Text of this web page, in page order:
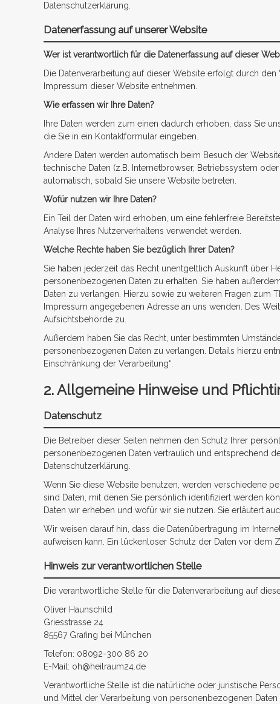
Datenschutzerklärung.
Datenerfassung auf unserer Website
Wer ist verantwortlich für die Datenerfassung auf dieser
Die Datenverarbeitung auf dieser Website erfolgt durch
Impressum dieser Website entnehmen.
Wie erfassen wir Ihre Daten?
Ihre Daten werden zum einen dadurch erhoben, dass Sie
die Sie in ein Kontaktformular eingeben.
Andere Daten werden automatisch beim Besuch der
technische Daten (z.B. Internetbrowser, Betriebssystem
automatisch, sobald Sie unsere Website betreten.
Wofür nutzen wir Ihre Daten?
Ein Teil der Daten wird erhoben, um eine fehlerfreie
Analyse Ihres Nutzerverhaltens verwendet werden.
Welche Rechte haben Sie bezüglich Ihrer Daten?
Sie haben jederzeit das Recht unentgeltlich Auskunft über
personenbezogenen Daten zu erhalten. Sie haben
Daten zu verlangen. Hierzu sowie zu weiteren Fragen zum
Impressum angegebenen Adresse an uns wenden. Des
Aufsichtsbehörde zu.
Außerdem haben Sie das Recht, unter bestimmten
personenbezogenen Daten zu verlangen. Details hierzu
Einschränkung der Verarbeitung“.
2. Allgemeine Hinweise und
Datenschutz
Die Betreiber dieser Seiten nehmen den Schutz Ihrer
personenbezogenen Daten vertraulich und entsprechend
Datenschutzerklärung.
Wenn Sie diese Website benutzen, werden verschiedene
sind Daten, mit denen Sie persönlich identifiziert werden
Daten wir erheben und wofür wir sie nutzen. Sie erläutert
Wir weisen darauf hin, dass die Datenübertragung im
aufweisen kann. Ein lückenloser Schutz der Daten vor dem
Hinweis zur verantwortlichen Stelle
Die verantwortliche Stelle für die Datenverarbeitung auf
Oliver Haunschild
Griesstrasse 24
85567 Grafing bei München
Telefon: 08092-300 86 20
E-Mail: oh@heilraum24.de
Verantwortliche Stelle ist die natürliche oder juristische
und Mittel der Verarbeitung von personenbezogenen Daten